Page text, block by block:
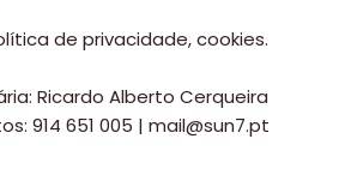
de privacidade, cookies.
Ricardo Alberto Cerqueira
914 651 005 | mail@sun7.pt